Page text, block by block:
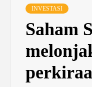
INVESTASI
Saham